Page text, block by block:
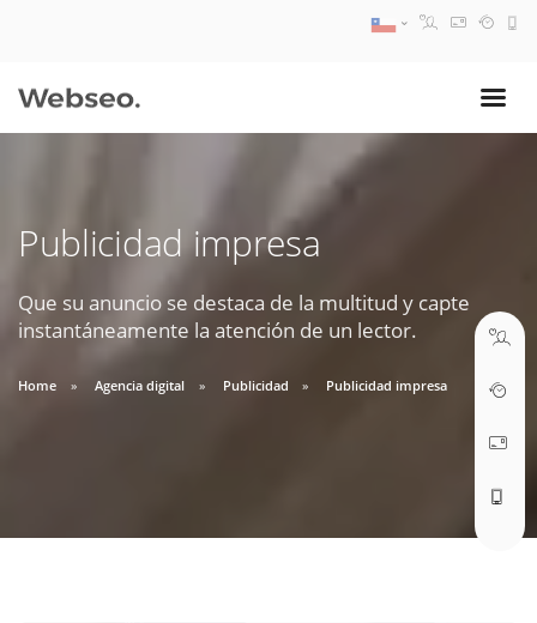
Publicidad impresa
Que su anuncio se destaca de la multitud y capte
instantáneamente la atención de un lector.
Home Agencia digital Publicidad Publicidad impresa
09:30 AM A 18:30 PM
soporte@webseo.cl